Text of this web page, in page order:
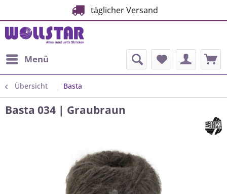
täglicher Versand
Menü
Übersicht Basta
Basta 034 | Graubraun